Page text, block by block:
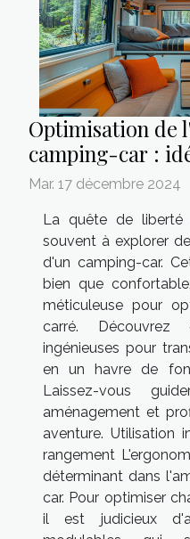
Optimisation de
camping-car :
Mar. 17 décembre 2024
La quête de liberté
souvent à explorer
d'un camping-car.
bien que
méticuleuse pour
carré.
ingénieuses pour
en un havre de
Laissez-vous
aménagement et
aventure. Utilisation
rangement
déterminant dans
car. Pour optimiser
il est judicieux